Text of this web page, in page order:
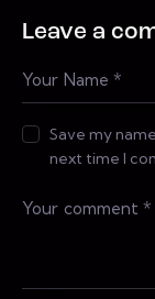
Leave a
Save my
next time I